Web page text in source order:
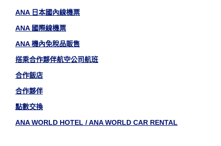
ANA 日本國內線機票
ANA 國際線機票
ANA 機內免稅品販售
搭乘合作夥伴航空公司航班
合作飯店
合作夥伴
點數交換
ANA WORLD HOTEL / ANA WORLD CAR RENTAL